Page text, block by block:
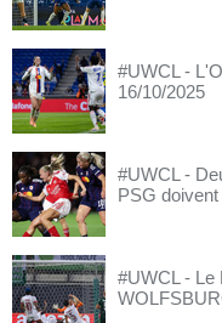
#UWCL -
16/10/2025
#UWCL -
PSG
#UWCL - Le